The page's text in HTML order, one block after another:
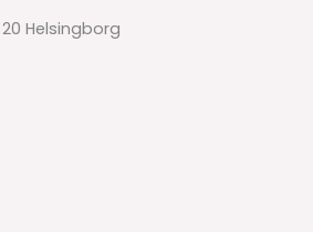
Helsingborg